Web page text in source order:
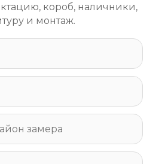
короб, наличники,
и монтаж.